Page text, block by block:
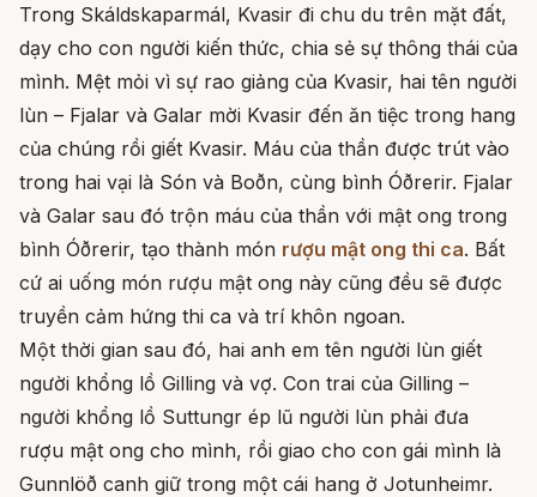
Trong Skáldskaparmál, Kvasir đi chu du trên mặt đất,
dạy cho con người kiến thức, chia sẻ sự thông thái của
mình. Mệt mỏi vì sự rao giảng của Kvasir, hai tên người
lùn – Fjalar và Galar mời Kvasir đến ăn tiệc trong hang
của chúng rồi giết Kvasir. Máu của thần được trút vào
trong hai vại là Són và Boðn, cùng bình Óðrerir. Fjalar
và Galar sau đó trộn máu của thần với mật ong trong
bình Óðrerir, tạo thành món rượu mật ong thi ca. Bất
cứ ai uống món rượu mật ong này cũng đều sẽ được
truyền cảm hứng thi ca và trí khôn ngoan.
Một thời gian sau đó, hai anh em tên người lùn giết
người khổng lồ Gilling và vợ. Con trai của Gilling –
người khổng lồ Suttungr ép lũ người lùn phải đưa
rượu mật ong cho mình, rồi giao cho con gái mình là
Gunnlöð canh giữ trong một cái hang ở Jotunheimr.